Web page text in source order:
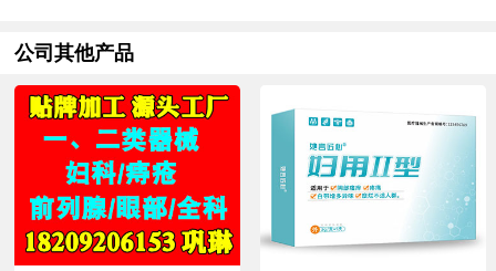
公司其他产品